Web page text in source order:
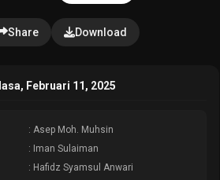
Share Download
Februari 11, 2025
: Asep Moh. Muhsin
: Iman Sulaiman
: Hafidz Syamsul Anwari